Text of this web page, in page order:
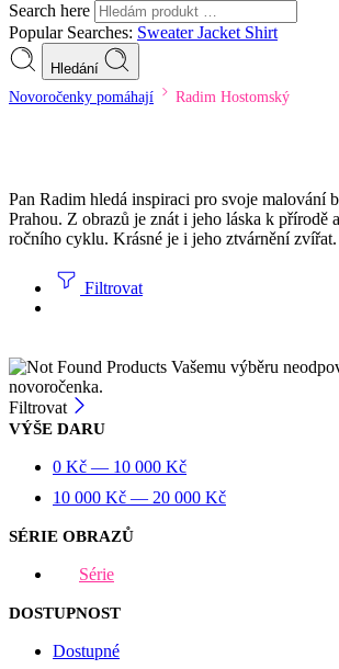
Search here
Popular Searches: SweaterJacket Shirt
Hledání
Novoročenky pomáhají Radim Hostomský
Pan Radim hledá inspiraci pro svoje malování
Prahou. Z obrazů je znát i jeho láska k přírodě
ročního cyklu. Krásné je i jeho ztvárnění zvířat.
Filtrovat
Vašemu výběru
novoročenka.
Filtrovat
VÝŠE DARU
0 Kč — 10 000 Kč
10 000 Kč — 20 000 Kč
SÉRIE OBRAZŮ
Série
DOSTUPNOST
Dostupné